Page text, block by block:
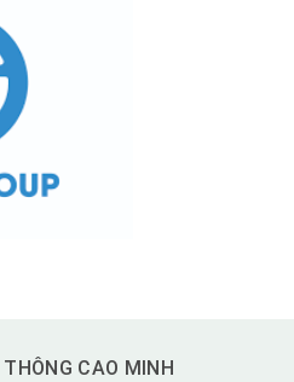
CAO MINH